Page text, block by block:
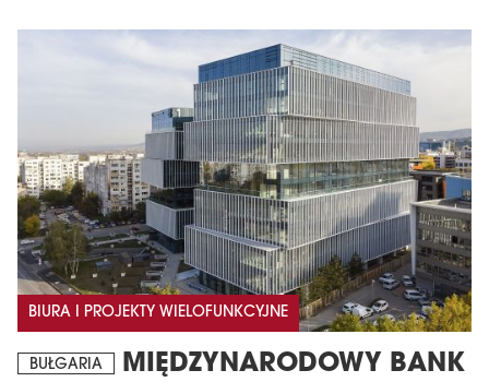
BIURA I PROJEKTY WIELOFUNKCYJNE
BUŁGARIA
MIĘDZYNARODOWY BANK